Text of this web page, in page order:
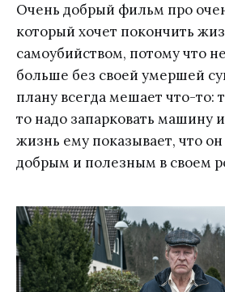
Очень добрый фильм про
который хочет покончить
самоубийством, потому что
больше без своей умершей
плану всегда мешает что-то:
то надо запарковать машину
жизнь ему показывает, что
добрым и полезным в своем